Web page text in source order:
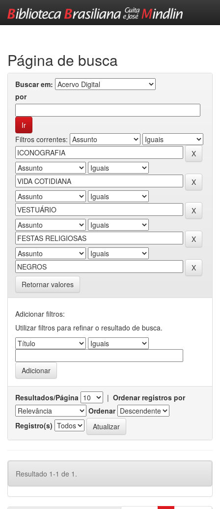
Página de busca
Buscar em:
por
Filtros correntes:
Retornar valores
Adicionar filtros:
Utilizar filtros para refinar o resultado de busca.
Resultados/Página | Ordenar registros por
Ordenar
Registro(s)
Resultado 1-1 de 1.